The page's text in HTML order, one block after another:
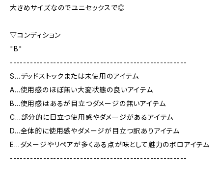
大きめサイズなのでユニセックスで◎
▽コンディション
"B"
-----------------------------------------------------
S…デッドストックまたは未使用のアイテム
A…使用感のほぼ無い大変状態の良いアイテム
B…使用感はあるが目立つダメージの無いアイテム
C…部分的に目立つ使用感やダメージがあるアイテム
D…全体的に使用感やダメージが目立つ訳ありアイテム
E…ダメージやリペアが多くある点が味として魅力のボロアイテム
-----------------------------------------------------